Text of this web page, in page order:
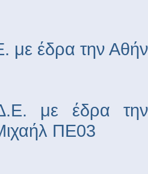
με έδρα την
με έδρα την
ΠΕ03